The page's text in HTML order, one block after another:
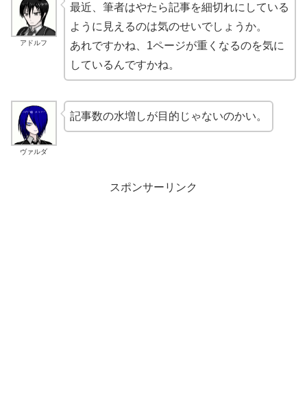
アドルフ
最近、筆者はやたら記事を細切れにしている
ように見えるのは気のせいでしょうか。
あれですかね、1ページが重くなるのを気に
しているんですかね。
ヴァルダ
記事数の水増しが目的じゃないのかい。
スポンサーリンク